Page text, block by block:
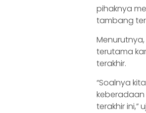
pihaknya
tambang
terutama
terakhir.
“Soalnya
keberadaan
terakhir ini,”